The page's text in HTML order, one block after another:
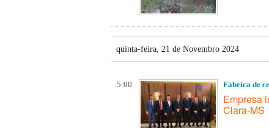
quinta-feira, 21 de Novembro 2024
5:00 Fábrica de
Empresa
Clara-MS